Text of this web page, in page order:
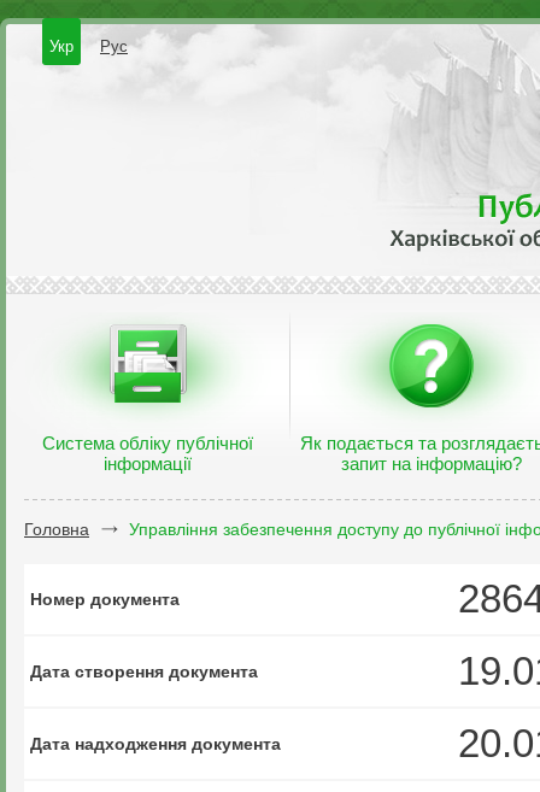
Укр Рус
Система обліку публічної
інформації
Як подається та
запит на інформацію?
Головна Управління забезпечення доступу до публічної
Номер документа
Дата створення документа
Дата надходження документа